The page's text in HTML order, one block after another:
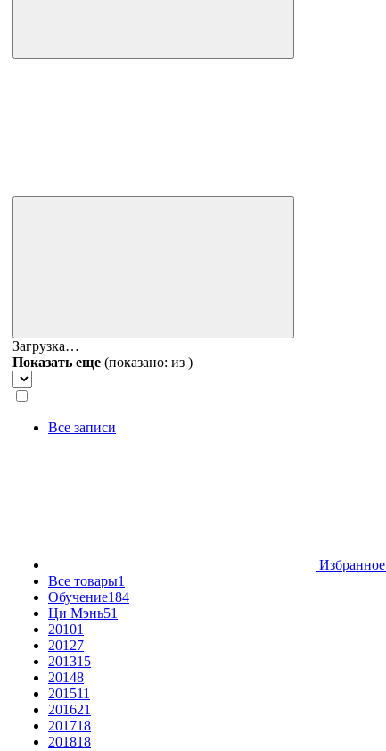
Загрузка…
Показать еще (показано: из )
Все записи
Избранное
Все товары1
Обучение184
Ци Мэнь51
20101
20127
201315
20148
201511
201621
201718
201818